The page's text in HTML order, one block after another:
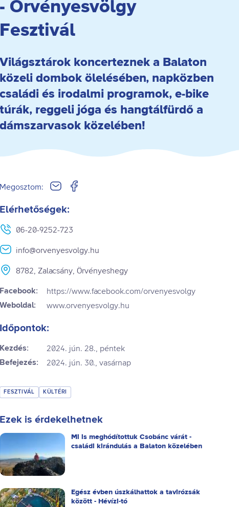
- Örvényesvölgy
Fesztivál
Világsztárok koncerteznek a Balaton
közeli dombok ölelésében, napközben
családi és irodalmi programok, e-bike
túrák, reggeli jóga és hangtálfürdő a
dámszarvasok közelében!
Megosztom:
Elérhetőségek:
06-20-9252-723
info@orvenyesvolgy.hu
8782, Zalacsány, Örvényeshegy
Facebook: https://www.facebook.com/orvenyesvolgy
Weboldal: www.orvenyesvolgy.hu
Időpontok:
Kezdés: 2024. jún. 28., péntek
Befejezés: 2024. jún. 30., vasárnap
FESZTIVÁL KÜLTÉRI
Ezek is érdekelhetnek
Mi is meghódítottuk Csobánc várát -
családi kirándulás a Balaton közelében
Egész évben úszkálhattok a tavirózsák
között - Hévízi-tó